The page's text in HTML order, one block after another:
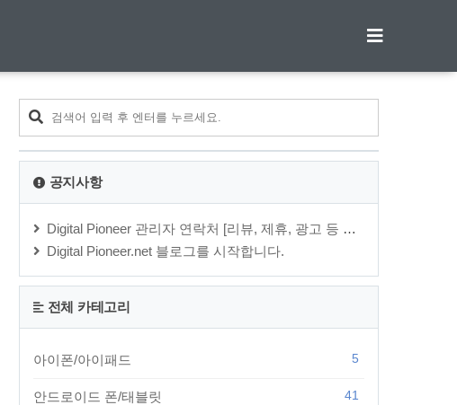
공지사항
Digital Pioneer 관리자 연락처 [리뷰, 제휴, 광고 등 문의⋯
Digital Pioneer.net 블로그를 시작합니다.
전체 카테고리
아이폰/아이패드 5
안드로이드 폰/태블릿 41